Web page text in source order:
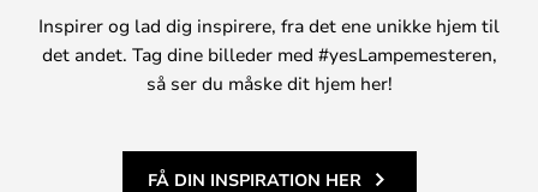
Inspirer og lad dig inspirere, fra det ene unikke hjem til
det andet. Tag dine billeder med #yesLampemesteren,
så ser du måske dit hjem her!
FÅ DIN INSPIRATION HER